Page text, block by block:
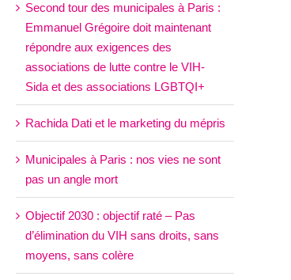
Second tour des municipales à Paris :
Emmanuel Grégoire doit maintenant
répondre aux exigences des
associations de lutte contre le VIH-
Sida et des associations LGBTQI+
Rachida Dati et le marketing du mépris
Municipales à Paris : nos vies ne sont
pas un angle mort
Objectif 2030 : objectif raté – Pas
d’élimination du VIH sans droits, sans
moyens, sans colère